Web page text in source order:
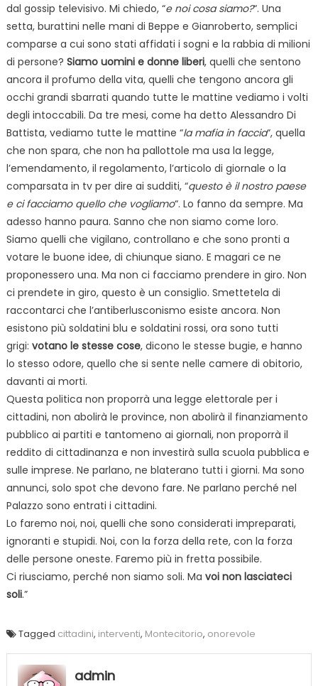
dal gossip televisivo. Mi chiedo, “e noi cosa siamo?“. Una
setta, burattini nelle mani di Beppe e Gianroberto, semplici
comparse a cui sono stati affidati i sogni e la rabbia di milioni
di persone? Siamo uomini e donne liberi, quelli che sentono
ancora il profumo della vita, quelli che tengono ancora gli
occhi grandi sbarrati quando tutte le mattine vediamo i volti
degli intoccabili. Da tre mesi, come ha detto Alessandro Di
Battista, vediamo tutte le mattine “la mafia in faccia“, quella
che non spara, che non ha pallottole ma usa la legge,
l’emendamento, il regolamento, l’articolo di giornale o la
comparsata in tv per dire ai sudditi, “questo è il nostro paese
e ci facciamo quello che vogliamo“. Lo fanno da sempre. Ma
adesso hanno paura. Sanno che non siamo come loro.
Siamo quelli che vigilano, controllano e che sono pronti a
votare le buone idee, di chiunque siano. E magari ce ne
proponessero una. Ma non ci facciamo prendere in giro. Non
ci prendete in giro, questo è un consiglio. Smettetela di
raccontarci che l’antiberlusconismo esiste ancora. Non
esistono più soldatini blu e soldatini rossi, ora sono tutti
grigi: votano le stesse cose, dicono le stesse bugie, e hanno
lo stesso odore, quello che si sente nelle camere di obitorio,
davanti ai morti.
Questa politica non proporrà una legge elettorale per i
cittadini, non abolirà le province, non abolirà il finanziamento
pubblico ai partiti e tantomeno ai giornali, non proporrà il
reddito di cittadinanza e non investirà sulla scuola pubblica e
sulle imprese. Ne parlano, ne blaterano tutti i giorni. Ma sono
annunci, solo spot che devono fare. Ne parlano perché nel
Palazzo sono entrati i cittadini.
Lo faremo noi, noi, quelli che sono considerati impreparati,
ignoranti e stupidi. Noi, con la forza della rete, con la forza
delle persone oneste. Faremo più in fretta possibile.
Ci riusciamo, perché non siamo soli. Ma voi non lasciateci
soli.”
Tagged cittadini, interventi, Montecitorio, onorevole
admin